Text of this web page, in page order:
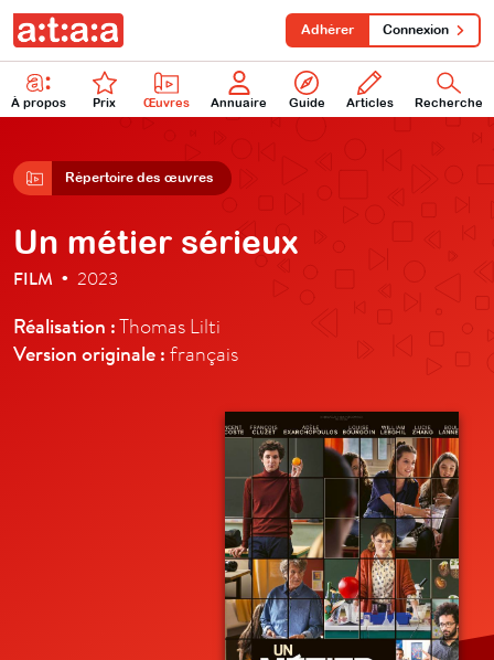
À propos Prix Œuvres Annuaire Guide Articles Recherche
Adhérer Connexion
Répertoire des œuvres
Un métier sérieux
FILM • 2023
Réalisation :Thomas Lilti
Version originale : français